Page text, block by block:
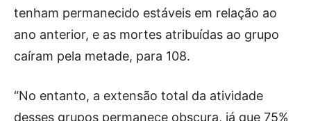
tenham permanecido estáveis ​​em relação ao
ano anterior, e as mortes atribuídas ao grupo
caíram pela metade, para 108.
“No entanto, a extensão total da atividade
desses grupos permanece obscura, já que 75%